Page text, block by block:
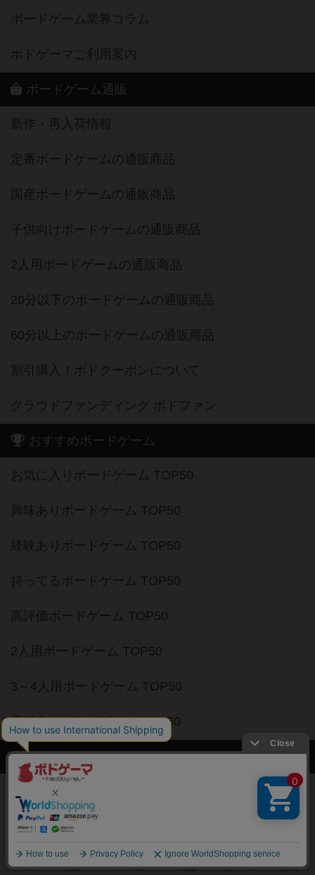
ボードゲーム業界コラム
ボドゲーマご利用案内
ボードゲーム通販
新作・再入荷情報
定番ボードゲームの通販商品
国産ボードゲームの通販商品
子供向けボードゲームの通販商品
2人用ボードゲームの通販商品
20分以下のボードゲームの通販商品
60分以上のボードゲームの通販商品
割引購入！ボドクーポンについて
クラウドファンディング ボドファン
おすすめボードゲーム
お気に入りボードゲーム TOP50
興味ありボードゲーム TOP50
経験ありボードゲーム TOP50
持ってるボードゲーム TOP50
高評価ボードゲーム TOP50
2人用ボードゲーム TOP50
3～4人用ボードゲーム TOP50
子供向けボードゲーム TOP50
ボードゲームカフェ
東京都のボードゲームカフェ
神奈川県のボードゲームカフェ
大阪府のボードゲームカフェ